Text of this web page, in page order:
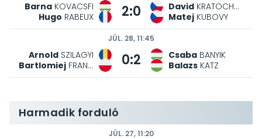
Barna KOVACSFI
Hugo RABEUX 2:0 David KRATOCHVIL
Matej KUBOVY
JÚL. 28, 11:45
Arnold SZILAGYI
Bartlomiej FRANCZUK 0:2 Csaba BANYIK
Balazs KATZ
Harmadik forduló
JÚL. 27, 11:20